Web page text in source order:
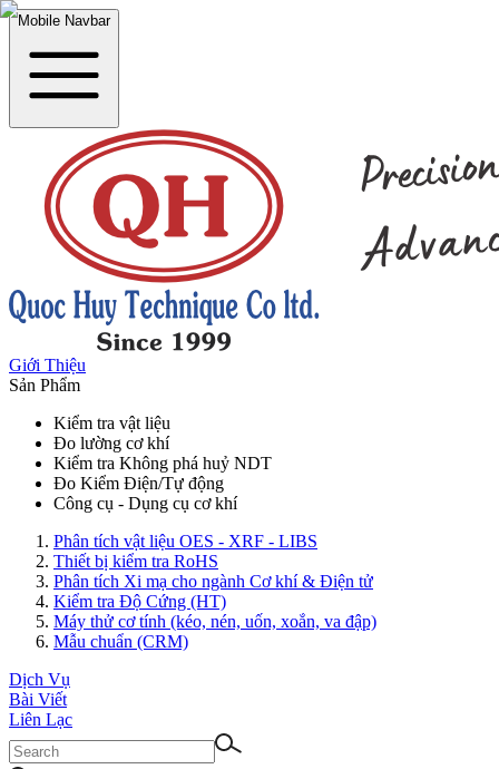
Mobile Navbar
Giới Thiệu
Sản Phẩm
Kiểm tra vật liệu
Đo lường cơ khí
Kiểm tra Không phá huỷ NDT
Đo Kiểm Điện/Tự động
Công cụ - Dụng cụ cơ khí
Phân tích vật liệu OES - XRF - LIBS
Thiết bị kiểm tra RoHS
Phân tích Xi mạ cho ngành Cơ khí & Điện tử
Kiểm tra Độ Cứng (HT)
Máy thử cơ tính (kéo, nén, uốn, xoắn, va đập)
Mẫu chuẩn (CRM)
Dịch Vụ
Bài Viết
Liên Lạc